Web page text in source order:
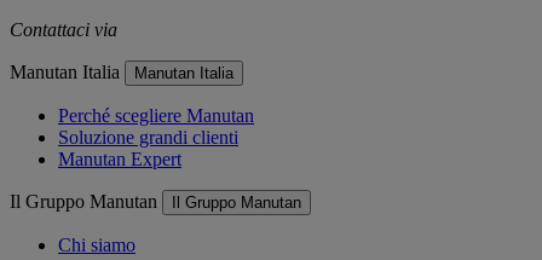
Contattaci via
Manutan Italia Manutan Italia
Perché scegliere Manutan
Soluzione grandi clienti
Manutan Expert
Il Gruppo Manutan Il Gruppo Manutan
Chi siamo